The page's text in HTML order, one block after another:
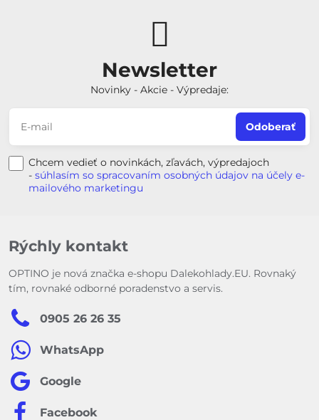
Newsletter
Novinky - Akcie - Výpredaje:
Odoberať
Chcem vedieť o novinkách, zľavách, výpredajoch
- súhlasím so spracovaním osobných údajov na účely e-
mailového marketingu
Rýchly kontakt
OPTINO je nová značka e-shopu Dalekohlady.EU. Rovnaký
tím, rovnaké odborné poradenstvo a servis.
0905 26 26 35
WhatsApp
Google
Facebook